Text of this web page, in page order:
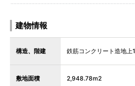
建物情報
構造、階建 鉄筋コンクリート造地上
敷地面積 2,948.78m2